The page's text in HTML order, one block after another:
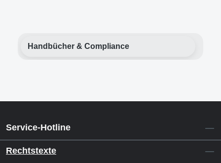
Handbücher & Compliance
Service-Hotline
Rechtstexte